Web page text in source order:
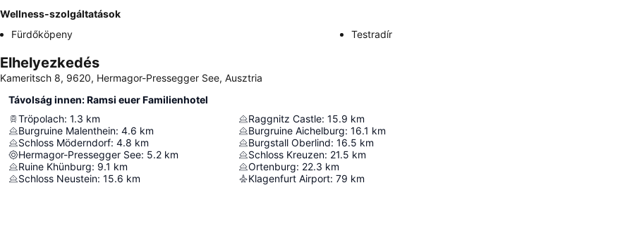
Wellness-szolgáltatások
Fürdőköpeny
Testradír
Elhelyezkedés
Kameritsch 8, 9620, Hermagor-Pressegger See, Ausztria
Távolság innen: Ramsi euer Familienhotel
Tröpolach: 1.3 km
Burgruine Malenthein: 4.6 km
Schloss Möderndorf: 4.8 km
Hermagor-Pressegger See: 5.2 km
Ruine Khünburg: 9.1 km
Schloss Neustein: 15.6 km
Raggnitz Castle: 15.9 km
Burgruine Aichelburg: 16.1 km
Burgstall Oberlind: 16.5 km
Schloss Kreuzen: 21.5 km
Ortenburg: 22.3 km
Klagenfurt Airport: 79 km